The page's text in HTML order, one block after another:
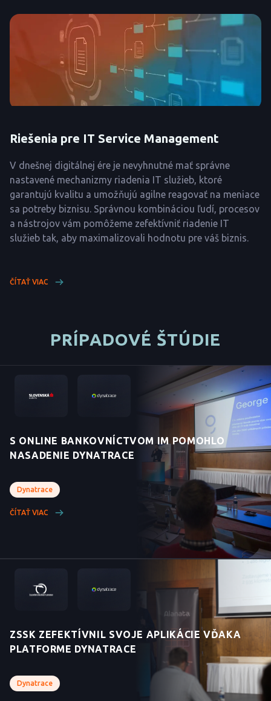
Riešenia pre IT Service Management
V dnešnej digitálnej ére je nevyhnutné mať správne
nastavené mechanizmy riadenia IT služieb, ktoré
garantujú kvalitu a umožňujú agilne reagovať na meniace
sa potreby biznisu. Správnou kombináciou ľudí, procesov
a nástrojov vám pomôžeme zefektívniť riadenie IT
služieb tak, aby maximalizovali hodnotu pre váš biznis.
ČÍTAŤ VIAC
PRÍPADOVÉ ŠTÚDIE
S ONLINE BANKOVNÍCTVOM IM POMOHLO
NASADENIE DYNATRACE
Dynatrace
ČÍTAŤ VIAC
ZSSK ZEFEKTÍVNIL SVOJE APLIKÁCIE VĎAKA
PLATFORME DYNATRACE
Dynatrace